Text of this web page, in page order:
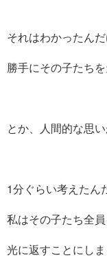
それはわかったんだ
勝手にその子たち
とか、人間的な思
1分ぐらい考えたん
私はその子たち全
光に返すことにしま